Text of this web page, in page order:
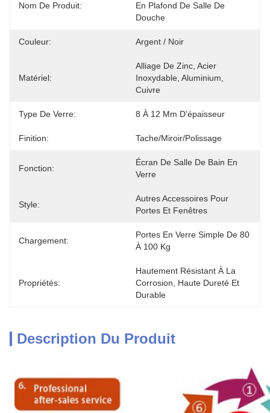
Nom De Produit:
En Plafond De Salle De
Douche
Couleur: Argent / Noir
Matériel:
Alliage De Zinc, Acier
Inoxydable, Aluminium,
Cuivre
Type De Verre: 8 À 12 Mm D'épaisseur
Finition: Tache/miroir/polissage
Fonction:
Écran De Salle De Bain En
Verre
Style:
Autres Accessoires Pour
Portes Et Fenêtres
Chargement:
Portes En Verre Simple De 80
À 100 Kg
Propriétés:
Hautement Résistant À La
Corrosion, Haute Dureté Et
Durable
Description Du Produit